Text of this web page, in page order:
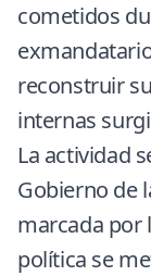
cometidos
reconstruir
internas
La actividad
Gobierno de
marcada por
política se